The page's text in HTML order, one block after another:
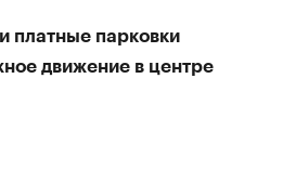
платные парковки
движение в центре